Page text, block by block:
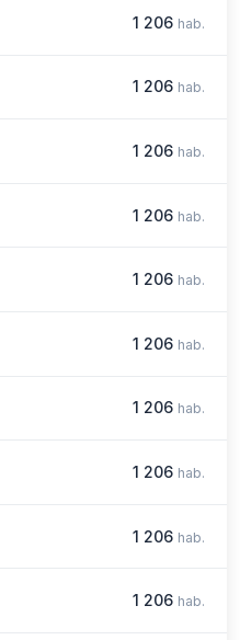
1 206 hab.
1 206 hab.
1 206 hab.
1 206 hab.
1 206 hab.
1 206 hab.
1 206 hab.
1 206 hab.
1 206 hab.
1 206 hab.